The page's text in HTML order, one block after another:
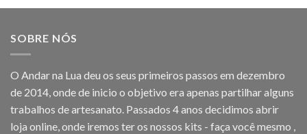
SOBRE NÓS
O Andar na Lua deu os seus primeiros passos em dezembro
de 2014, onde de inicio o objetivo era apenas partilhar alguns
trabalhos de artesanato. Passados 4 anos decidimos abrir
loja online, onde iremos ter os nossos kits - faça você mesmo ,